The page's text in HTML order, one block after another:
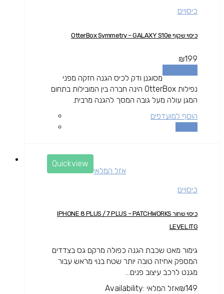
כיסויים
כיסוי שקוף OtterBox Symmetry – GALAXY S10e
₪199
מסוגנן ודק לכיס הגנה חזקה מפני
נפילות OtterBox הינה חברה בין המובילות בתחום
המגן עולה מעל גובה המסך להגנה מרבית.
הוסף למועדפים
Quickview
אזל המלאי
כיסויים
כיסוי שחור IPHONE 8 PLUS / 7 PLUS – PATCHWORKS
LEVEL ITG
גימור מאט שכבת הגנה כפולה מרקם גס בצדדים
המספק אחיזה טובה יותר שטח בנוי מראש עבור
מגנט לרכב עיצוב פנים...
₪149
Availability: אזל המלאי